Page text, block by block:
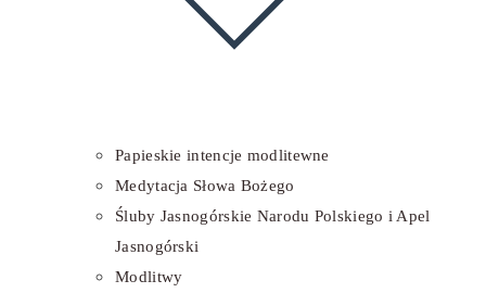
Papieskie intencje modlitewne
Medytacja Słowa Bożego
Śluby Jasnogórskie Narodu Polskiego i Apel
Jasnogórski
Modlitwy